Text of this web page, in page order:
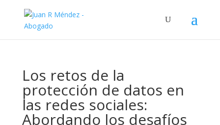
Los retos de la
protección de datos en
las redes sociales:
Abordando los desafíos